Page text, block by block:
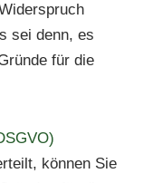
sei denn, es
für die
können Sie